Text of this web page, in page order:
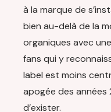
à la marque de
bien au-delà de la
organiques avec
fans qui y
label est moins
apogée des années
d’exister.